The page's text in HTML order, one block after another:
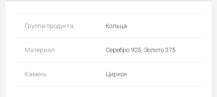
Группа продукта Кольца
Материал Серебро 925, Золото 375
Камень Циркон